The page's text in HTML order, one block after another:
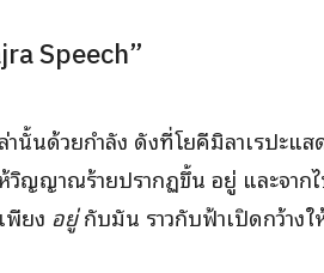
Speech”
นด้วยกำลัง ดังที่โยคีมิลาเรปะแส
ญญาณร้ายปรากฏขึ้น อยู่ และจากไ
พียง อยู่กับมัน ราวกับฟ้าเปิดกว้าง